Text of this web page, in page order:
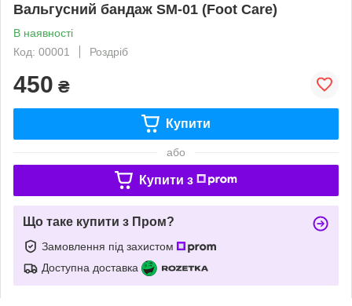
Вальгусний бандаж SM-01 (Foot Care)
В наявності
Код: 00001
Роздріб
450 ₴
Купити
або
Купити з
Що таке купити з Пром?
Замовлення під захистом
Доступна доставка